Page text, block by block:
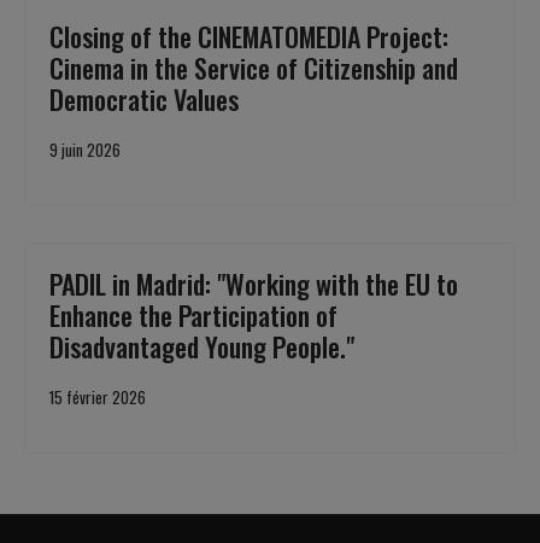
Closing of the CINEMATOMEDIA Project:
Cinema in the Service of Citizenship and
Democratic Values
9 juin 2026
PADIL in Madrid: "Working with the EU to
Enhance the Participation of
Disadvantaged Young People."
15 février 2026